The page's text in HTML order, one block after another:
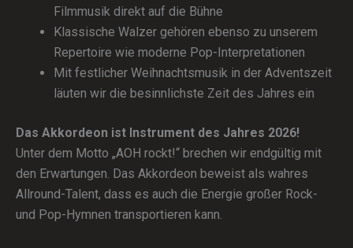
Filmmusik direkt auf die Bühne
Klassische Walzer gehören ebenso zu unserem
Repertoire wie moderne Pop-Interpretationen
Mit festlicher Weihnachtsmusik in der Adventszeit
läuten wir die besinnlichste Zeit des Jahres ein
Das Akkordeon ist Instrument des Jahres 2026!
Unter dem Motto „AOH rockt!“ brechen wir endgültig mit
den Erwartungen. Das Akkordeon beweist als wahres
Allround-Talent, dass es auch die Energie großer Rock-
und Pop-Hymnen transportieren kann.